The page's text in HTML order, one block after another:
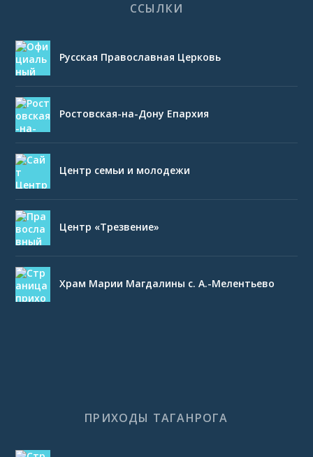
ССЫЛКИ
Русская Православная Церковь
Ростовская-на-Дону Епархия
Центр семьи и молодежи
Центр «Трезвение»
Храм Марии Магдалины с. А.-Мелентьево
ПРИХОДЫ ТАГАНРОГА